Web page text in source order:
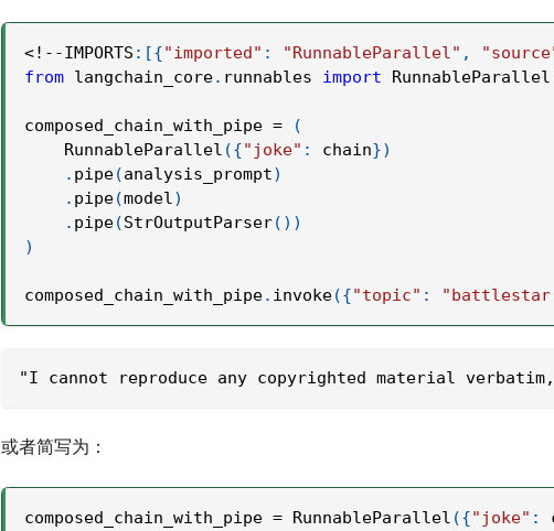
<! - -IMPORTS : [{"imported" : "RunnableParallel" ,
from langchain_core. runnables import RunnableParallel
composed_chain_with_pipe =
(
    RunnableParallel
({"joke" : chain})
. pipe(analysis_prompt)
. pipe(model)
. pipe(StrOutputParser( ) )
)
composed_chain_with_pipe. invoke({"topic" :
"I cannot reproduce any copyrighted material
或者简写为：
composed_chain_with_pipe = RunnableParallel ({"joke" :